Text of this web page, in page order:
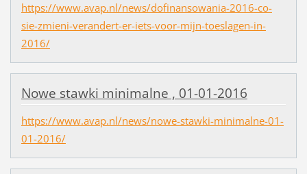
https://www.avap.nl/news/dofinansowania-2016-co-
sie-zmieni-verandert-er-iets-voor-mijn-toeslagen-in-
2016/
Nowe stawki minimalne , 01-01-2016
https://www.avap.nl/news/nowe-stawki-minimalne-01-
01-2016/